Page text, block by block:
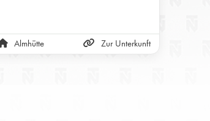
Almhütte Zur Unterkunft